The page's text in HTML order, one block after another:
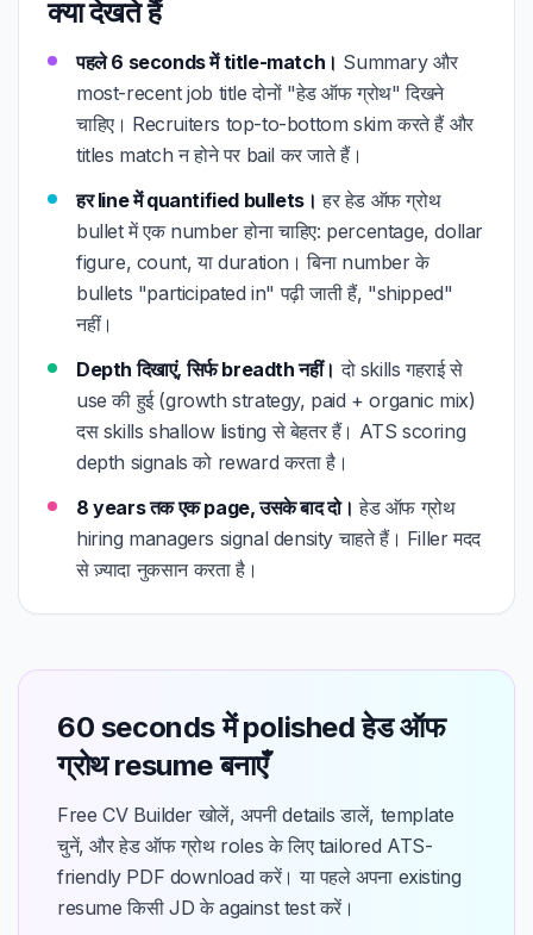
क्या देखते हैं
पहले 6 seconds में title-match। Summary और
most-recent job title दोनों "हेड ऑफ ग्रोथ" दिखने
चाहिए। Recruiters top-to-bottom skim करते हैं और
titles match न होने पर bail कर जाते हैं।
हर line में quantified bullets। हर हेड ऑफ ग्रोथ
bullet में एक number होना चाहिए: percentage, dollar
figure, count, या duration। बिना number के
bullets "participated in" पढ़ी जाती हैं, "shipped"
नहीं।
Depth दिखाएं, सिर्फ breadth नहीं। दो skills गहराई से
use की हुई (growth strategy, paid + organic mix)
दस skills shallow listing से बेहतर हैं। ATS scoring
depth signals को reward करता है।
8 years तक एक page, उसके बाद दो। हेड ऑफ ग्रोथ
hiring managers signal density चाहते हैं। Filler मदद
से ज़्यादा नुकसान करता है।
60 seconds में polished हेड ऑफ
ग्रोथ resume बनाएँ
Free CV Builder खोलें, अपनी details डालें, template
चुनें, और हेड ऑफ ग्रोथ roles के लिए tailored ATS-
friendly PDF download करें। या पहले अपना existing
resume किसी JD के against test करें।